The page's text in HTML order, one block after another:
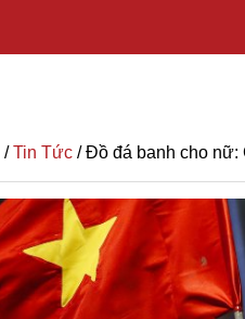
/Tin Tức / Đồ đá banh cho nữ: